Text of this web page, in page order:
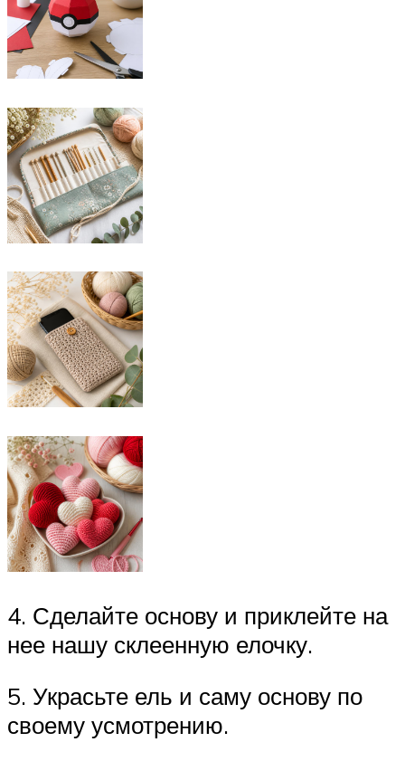
4. Сделайте основу и приклейте на
нее нашу склеенную елочку.
5. Украсьте ель и саму основу по
своему усмотрению.